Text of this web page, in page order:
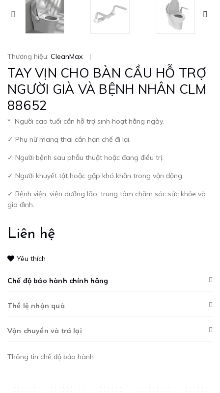
Thương hiệu: CleanMax |
TAY VỊN CHO BÀN CẦU HỖ TRỢ
NGƯỜI GIÀ VÀ BỆNH NHÂN CLM
88652
* Người cao tuổi cần hỗ trợ sinh hoạt hằng ngày.
✓ Phụ nữ mang thai cần hạn chế đi lại.
✓ Người bệnh sau phẫu thuật hoặc đang điều trị.
✓ Người khuyết tật hoặc gặp khó khăn trong vận động.
✓ Bệnh viện, viện dưỡng lão, trung tâm chăm sóc sức khỏe và
gia đình.
Liên hệ
Yêu thích
Chế độ bảo hành chính hãng
Thể lệ nhận quà
Vận chuyển và trả lại
Thông tin chế độ bảo hành